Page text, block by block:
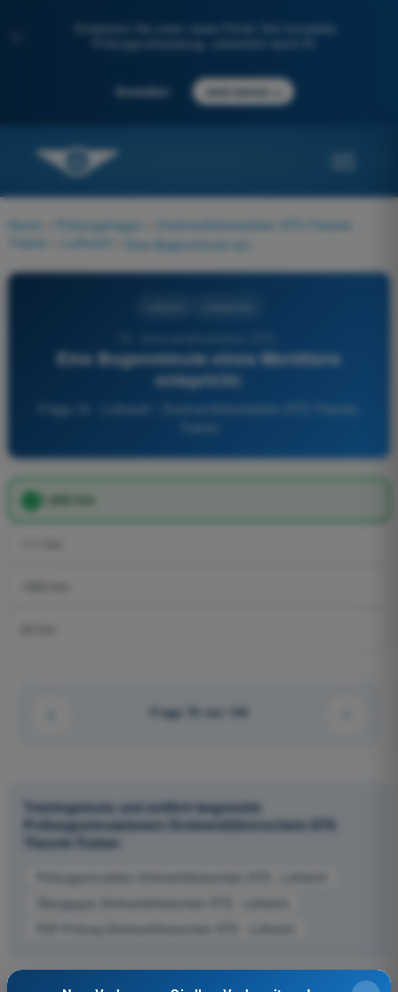
Entdecken Sie unser neues Portal: Ihre komplette
Prüfungsvorbereitung, unterstützt durch KI.
Anmelden Jetzt starten
Home Prüfungsfragen
Drohnenführerschein STS Theorie-
Trainer
Eine Bogenminute eines Meridians
entspricht:
Frage 76 - Luftrecht - Drohnenführerschein STS Theorie-
1,852 km
Frage 76 von 149
Trainingstests und zeitlich begrenzte
Prüfungssimulationen Drohnenführerschein STS
Theorie-Trainer
Prüfungssimulation Drohnenführerschein STS - Luftrecht
Übungsquiz Drohnenführerschein STS - Luftrecht